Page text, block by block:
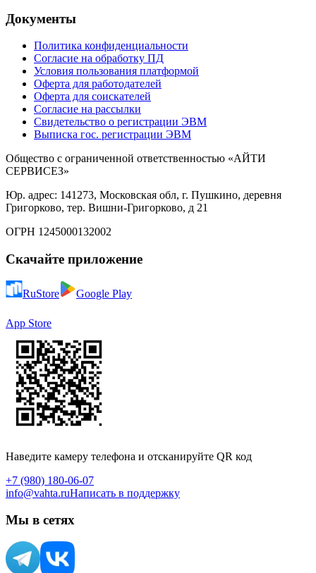
Документы
Политика конфиденциальности
Согласие на обработку ПД
Условия пользования платформой
Оферта для работодателей
Оферта для соискателей
Согласие на рассылки
Свидетельство о регистрации ЭВМ
Выписка гос. регистрации ЭВМ
Общество с ограниченной ответственностью «АЙТИ
СЕРВИСЕЗ»
Юр. адрес: 141273, Московская обл, г. Пушкино, деревня
Григорково, тер. Вишни-Григорково, д 21
ОГРН 1245000132002
Скачайте приложение
RuStore Google Play
App Store
Наведите камеру телефона и отсканируйте QR код
+7 (980) 180-06-07
info@vahta.ruНаписать в поддержку
Мы в сетях